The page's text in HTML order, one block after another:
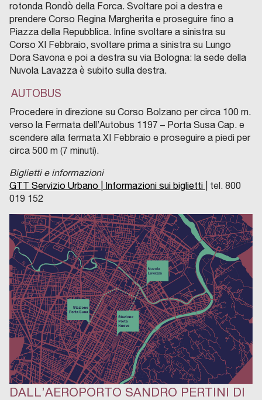
rotonda Rondò della Forca. Svoltare poi a destra e
prendere Corso Regina Margherita e proseguire fino a
Piazza della Repubblica. Infine svoltare a sinistra su
Corso XI Febbraio, svoltare prima a sinistra su Lungo
Dora Savona e poi a destra su via Bologna: la sede della
Nuvola Lavazza è subito sulla destra.
AUTOBUS
Procedere in direzione su Corso Bolzano per circa 100 m.
verso la Fermata dell’Autobus 1197 – Porta Susa Cap. e
scendere alla fermata XI Febbraio e proseguire a piedi per
circa 500 m (7 minuti).
Biglietti e informazioni
GTT Servizio Urbano | Informazioni sui biglietti
tel. 800
019 152
DALL’AEROPORTO SANDRO PERTINI DI